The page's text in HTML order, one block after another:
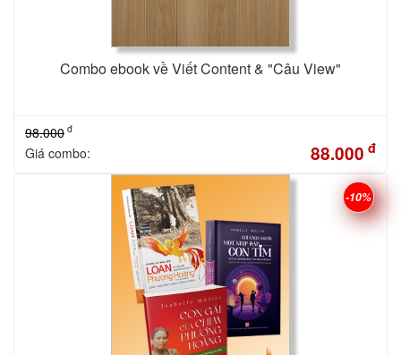
Combo ebook về Viết Content & "Câu View"
98.000 đ
Giá combo: 88.000 đ
-10%